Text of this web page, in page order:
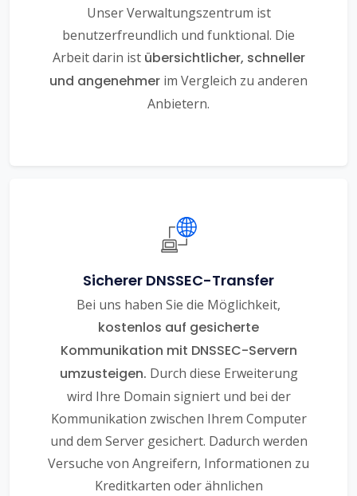
Unser Verwaltungszentrum ist
benutzerfreundlich und funktional. Die
Arbeit darin ist übersichtlicher, schneller
und angenehmer im Vergleich zu anderen
Anbietern.
Sicherer DNSSEC-Transfer
Bei uns haben Sie die Möglichkeit,
kostenlos auf gesicherte
Kommunikation mit DNSSEC-Servern
umzusteigen. Durch diese Erweiterung
wird Ihre Domain signiert und bei der
Kommunikation zwischen Ihrem Computer
und dem Server gesichert. Dadurch werden
Versuche von Angreifern, Informationen zu
Kreditkarten oder ähnlichen